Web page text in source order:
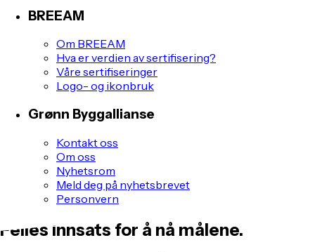
BREEAM
Om BREEAM
Hva er verdien av sertifisering?
Våre sertifiseringer
Logo- og ikonbruk
Grønn Byggallianse
Kontakt oss
Om oss
Nyhetsrom
Meld deg på nyhetsbrevet
Personvern
Felles innsats for å nå målene.